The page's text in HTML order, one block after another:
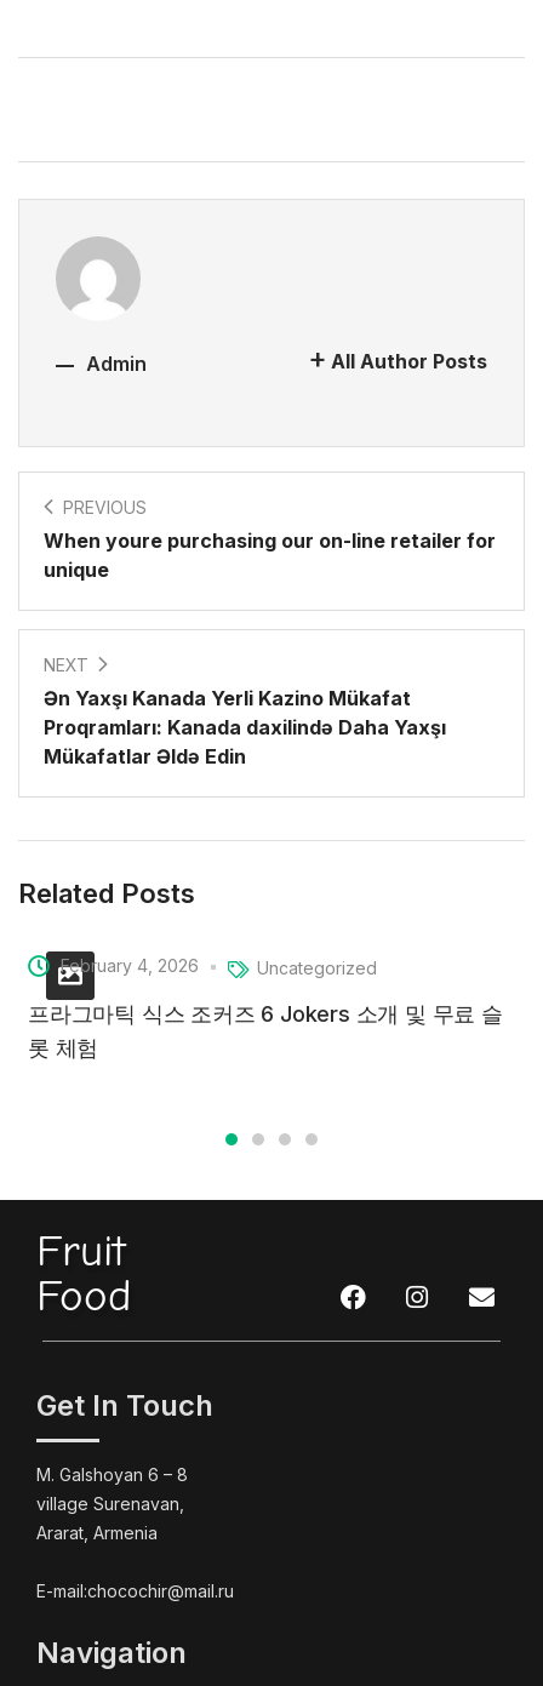
Admin All Author Posts
PREVIOUS
When youre purchasing our on-line retailer for
unique
NEXT
Ən Yaxşı Kanada Yerli Kazino Mükafat
Proqramları: Kanada daxilində Daha Yaxşı
Mükafatlar Əldə Edin
Related Posts
February 4, 2026 Uncategorized
프라그마틱 식스 조커즈 6 Jokers 소개 및 무료 슬
롯 체험
Fruit
Food
Get In Touch
M. Galshoyan 6 – 8
village Surenavan,
Ararat, Armenia
E-mail:chocochir@mail.ru
Navigation